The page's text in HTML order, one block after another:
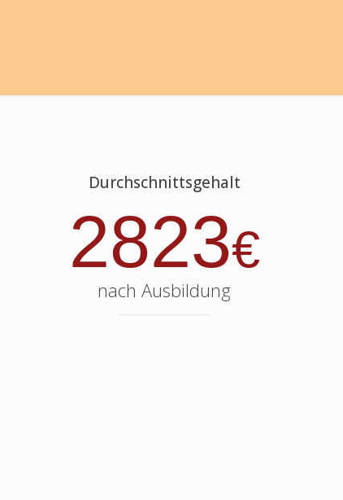
Durchschnittsgehalt
2823€
nach Ausbildung